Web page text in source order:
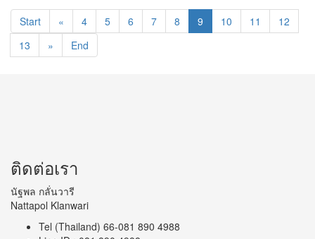
Start « 4 5 6 7 8 9 10 11
12
13
» End
ติดต่อเรา
นัฐพล กลั่นวารี
Nattapol Klanwari
Tel (Thailand) 66-081 890 4988